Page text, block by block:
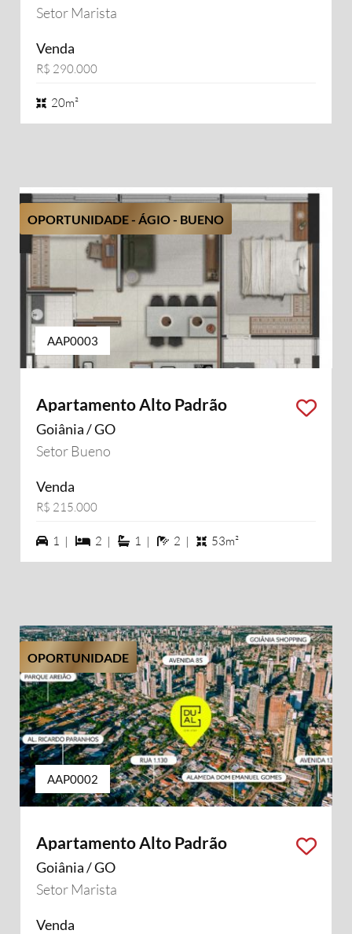
Setor Marista
Venda
R$ 290.000
20m²
OPORTUNIDADE - ÁGIO - BUENO
AAP0003
Apartamento Alto Padrão
Goiânia / GO
Setor Bueno
Venda
R$ 215.000
1 vagas na garagem
1 | 2 dormiórios
2 | 1 suítes
1 | 2 banheiros
2 | 53m²
OPORTUNIDADE
AAP0002
Apartamento Alto Padrão
Goiânia / GO
Setor Marista
Venda